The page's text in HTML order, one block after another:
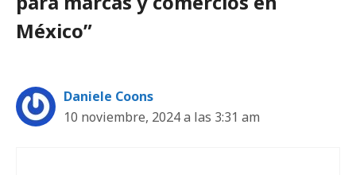
México”
Daniele Coons
10 noviembre, 2024 a las 3:31 am